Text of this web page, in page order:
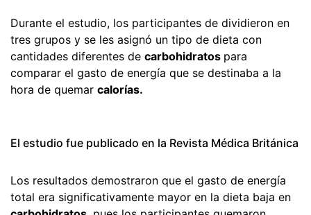
Durante el estudio, los participantes de dividieron en
tres grupos y se les asignó un tipo de dieta con
cantidades diferentes de carbohidratos para
comparar el gasto de energía que se destinaba a la
hora de quemar calorías.
El estudio fue publicado en la Revista Médica Británica
Los resultados demostraron que el gasto de energía
total era significativamente mayor en la dieta baja en